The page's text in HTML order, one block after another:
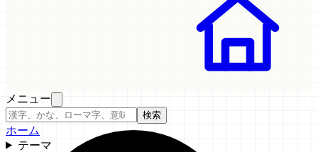
メニュー
検索
ホーム
テーマ